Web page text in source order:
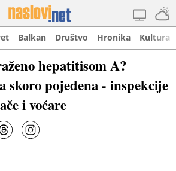
Balkan Društvo Hronika Kultura
hepatitisom A?
skoro pojedena - inspekcije
i voćare